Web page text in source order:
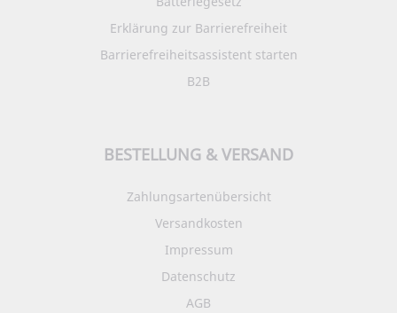
Erklärung zur Barrierefreiheit
Barrierefreiheitsassistent starten
B2B
BESTELLUNG & VERSAND
Zahlungsartenübersicht
Versandkosten
Impressum
Datenschutz
AGB